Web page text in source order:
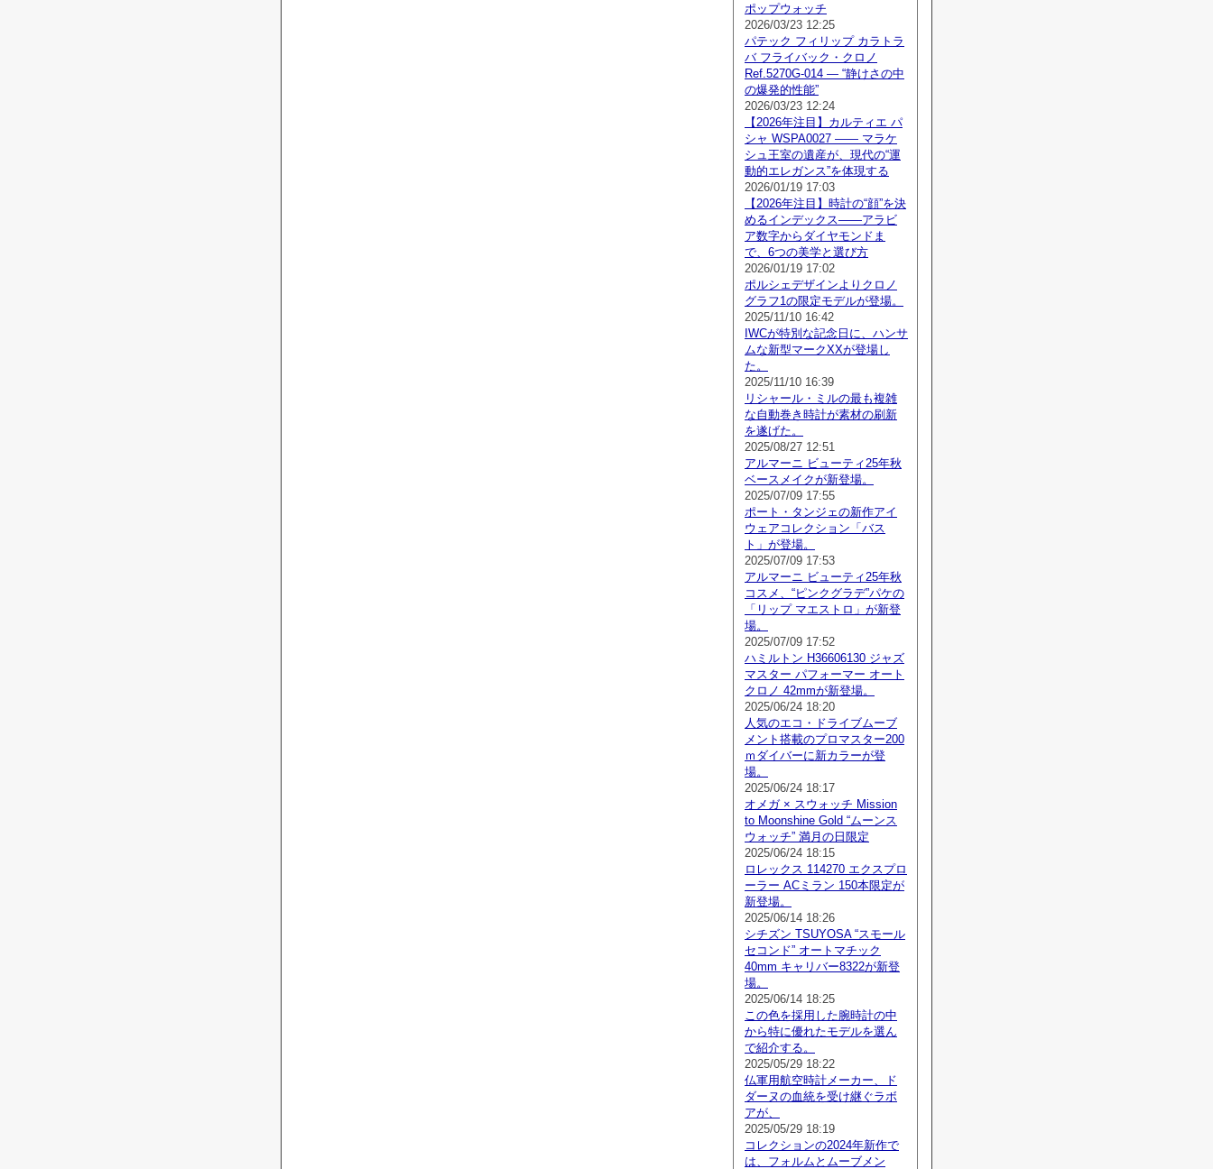
ポップウォッチ
2026/03/23 12:25
パテック フィリップ カラトラ
バ フライバック・クロノ
Ref.5270G-014 — “静けさの中
の爆発的性能”
2026/03/23 12:24
【2026年注目】カルティエ パ
シャ WSPA0027 —— マラケ
シュ王室の遺産が、現代の“運
動的エレガンス”を体現する
2026/01/19 17:03
【2026年注目】時計の“顔”を決
めるインデックス——アラビ
ア数字からダイヤモンドま
で、6つの美学と選び方
2026/01/19 17:02
ポルシェデザインよりクロノ
グラフ1の限定モデルが登場。
2025/11/10 16:42
IWCが特別な記念日に、ハンサ
ムな新型マークXXが登場し
た。
2025/11/10 16:39
リシャール・ミルの最も複雑
な自動巻き時計が素材の刷新
を遂げた。
2025/08/27 12:51
アルマーニ ビューティ25年秋
ベースメイクが新登場。
2025/07/09 17:55
ポート・タンジェの新作アイ
ウェアコレクション「バス
ト」が登場。
2025/07/09 17:53
アルマーニ ビューティ25年秋
コスメ、“ピンクグラデ”パケの
「リップ マエストロ」が新登
場。
2025/07/09 17:52
ハミルトン H36606130 ジャズ
マスター パフォーマー オート
クロノ 42mmが新登場。
2025/06/24 18:20
人気のエコ・ドライブムーブ
メント搭載のプロマスター200
ｍダイバーに新カラーが登
場。
2025/06/24 18:17
オメガ × スウォッチ Mission
to Moonshine Gold “ムーンス
ウォッチ” 満月の日限定
2025/06/24 18:15
ロレックス 114270 エクスプロ
ーラー ACミラン 150本限定が
新登場。
2025/06/14 18:26
シチズン TSUYOSA “スモール
セコンド” オートマチック
40mm キャリバー8322が新登
場。
2025/06/14 18:25
この色を採用した腕時計の中
から特に優れたモデルを選ん
で紹介する。
2025/05/29 18:22
仏軍用航空時計メーカー、ド
ダーヌの血統を受け継ぐラボ
アが、
2025/05/29 18:19
コレクションの2024年新作で
は、フォルムとムーブメン